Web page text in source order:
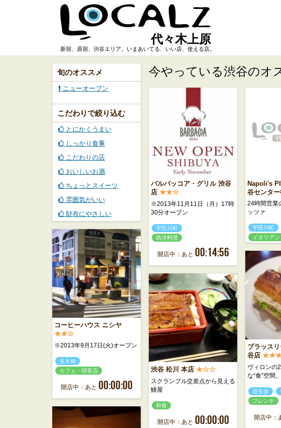
代々木上原
新宿、原宿、渋谷エリア。いまあいてる、いい店、使える店。
旬のオススメ
ニューオープン
こだわりで絞り込む
とにかくうまい
しっかり食事
こだわりの店
おいしいお酒
ちょっとスイーツ
雰囲気がいい
財布にやさしい
今やっている渋谷のオ
バルバッコア・グリル 渋谷
店 ★★☆
※2013年11月11日（月）17時
30分オープン
宇田川町
西洋料理
開店中：あと 00:14:56
Napoli's
谷センタ
24時間営業
ッツァ
宇田川町
イタリアン
コーヒーハウス ニシヤ
★★☆
※2013年9月17日(火)オープン
並木橋
カフェ・喫茶店
開店中：あと 00:00:00
ブラッス
谷店
ヴィロンの
な“食”空間。
道玄坂
フレンチ
開店中：
渋谷 松川 本店 ★☆☆
スクランブル交差点から見える
鰻屋
和食
開店中：あと 00:00:00